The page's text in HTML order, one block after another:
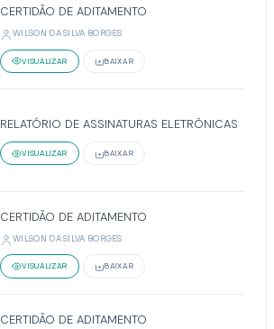
CERTIDÃO DE ADITAMENTO
WILSON DA SILVA BORGES
VISUALIZAR BAIXAR
RELATÓRIO DE ASSINATURAS ELETRÔNICAS
VISUALIZAR BAIXAR
CERTIDÃO DE ADITAMENTO
WILSON DA SILVA BORGES
VISUALIZAR BAIXAR
CERTIDÃO DE ADITAMENTO